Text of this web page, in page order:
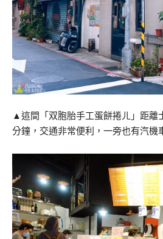
▲這間「双胞胎手工蛋餅捲ㄦ」距離
分鐘，交通非常便利，一旁也有汽機